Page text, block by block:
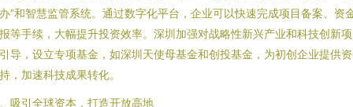
”和智慧监管系统。通过数字化平台，企业可以快速完成项目备案、资
等手续，大幅提升投资效率。深圳加强对战略性新兴产业和科技创新
导，设立专项基金，如深圳天使母基金和创投基金，为初创企业提供
，加速科技成果转化。
吸引全球资本，打造开放高地